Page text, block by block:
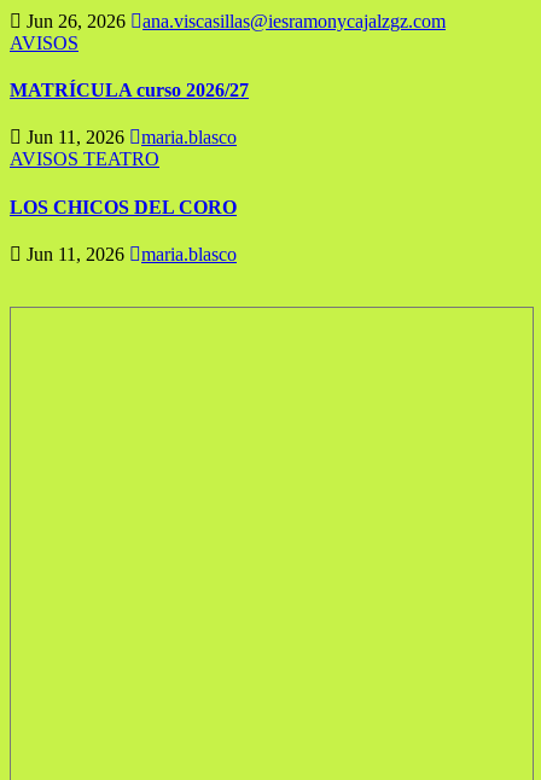
Jun 26, 2026
ana.viscasillas@iesramonycajalzgz.com
AVISOS
MATRÍCULA curso 2026/27
Jun 11, 2026
maria.blasco
AVISOS TEATRO
LOS CHICOS DEL CORO
Jun 11, 2026 maria.blasco